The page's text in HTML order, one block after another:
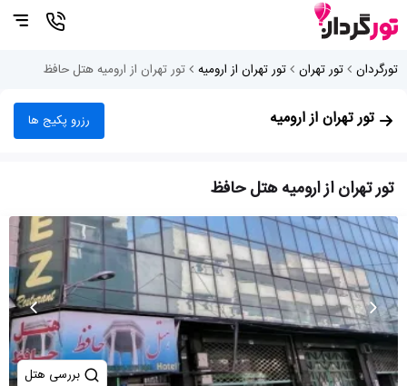
تورگردان تور تهران تور تهران از ارومیه تور تهران از ارومیه هتل حافظ
تور تهران از ارومیه رزرو پکیج ها
تور تهران از ارومیه هتل حافظ
بررسی هتل